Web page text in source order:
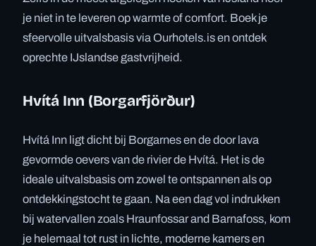
je niet in te leveren op warmte of comfort. Boek je
sfeervolle uitvalsbasis via Ourhotels.is en ontdek
oprechte IJslandse gastvrijheid.
Hvítá Inn (Borgarfjörður)
Hvítá Inn ligt dicht bij Borgarnes en de door lava
gevormde oevers van de rivier de Hvítá. Het is de
ideale uitvalsbasis om zowel te ontspannen als op
ontdekkingstocht te gaan. Na een dag vol indrukken
bij watervallen zoals Hraunfossar and Barnafoss, kom
je helemaal tot rust in lichte, moderne kamers en